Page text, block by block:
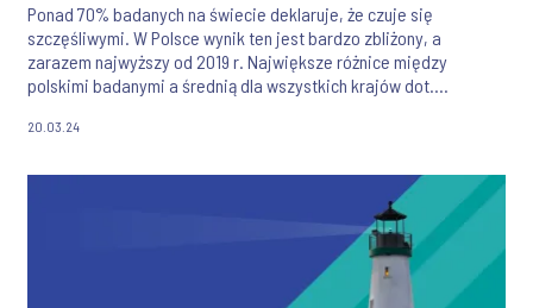
Ponad 70% badanych na świecie deklaruje, że czuje się
szczęśliwymi. W Polsce wynik ten jest bardzo zbliżony, a
zarazem najwyższy od 2019 r. Największe różnice między
polskimi badanymi a średnią dla wszystkich krajów dot.
20.03.24